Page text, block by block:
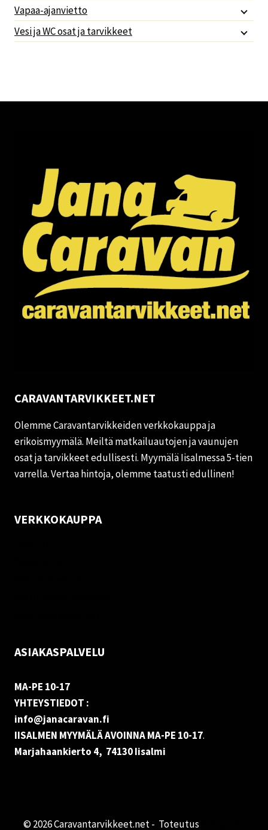
Vapaa-ajanvietto
Vesi ja WC osat ja tarvikkeet
CARAVANTARVIKKEET.NET
Olemme Caravantarvikkeiden verkkokauppa ja
erikoismyymälä. Meiltä matkailuautojen ja vaunujen
osat ja tarvikkeet edullisesti. Myymälä Iisalmessa 5-tien
varrella. Vertaa hintoja, olemme taatusti edullinen!
VERKKOKAUPPA
ASIAKASPALVELU
MA-PE 10-17
YHTEYSTIEDOT :
info@janacaravan.fi
IISALMEN MYYMÄLÄ AVOINNA MA-PE 10-17.
Marjahaankierto 4, 74130 Iisalmi
© 2026 Caravantarvikkeet.net - Toteutus